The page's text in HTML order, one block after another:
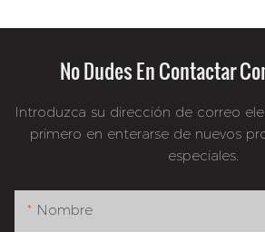
No Dudes En Contactar
Introduzca su dirección de correo
primero en enterarse de nuevos
especiales.
Nombre